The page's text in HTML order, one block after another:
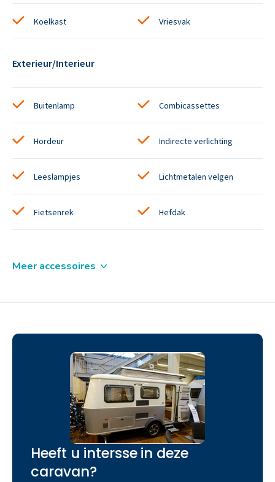
Koelkast Vriesvak
Exterieur/Interieur
Buitenlamp Combicassettes
Hordeur Indirecte verlichting
Leeslampjes Lichtmetalen velgen
Fietsenrek Hefdak
Meer accessoires
Heeft u intersse in deze
caravan?